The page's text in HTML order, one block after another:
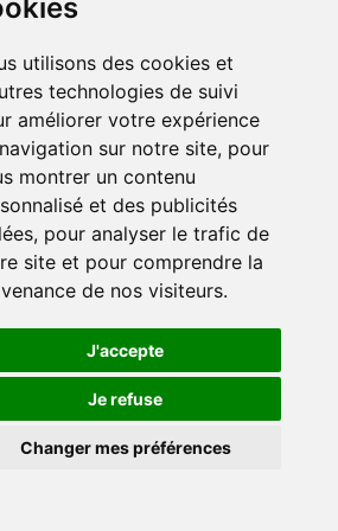
utilisons des cookies et
technologies de suivi
améliorer votre expérience
sur notre site, pour
montrer un contenu
et des publicités
pour analyser le trafic de
site et pour comprendre la
de nos visiteurs.
J'accepte
Je refuse
Changer mes préférences
information)